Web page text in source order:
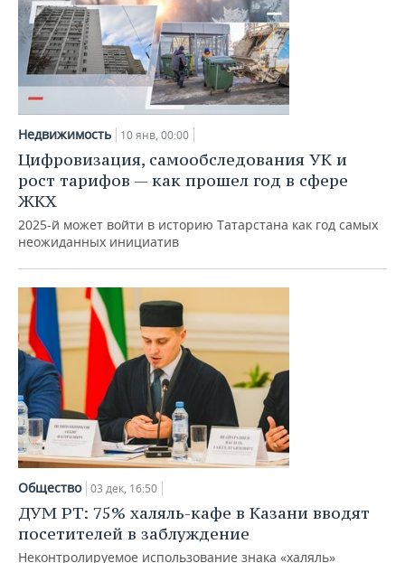
Недвижимость 10 янв, 00:00
Цифровизация, самообследования УК и
рост тарифов — как прошел год в сфере
ЖКХ
2025-й может войти в историю Татарстана как год самых
неожиданных инициатив
Общество 03 дек, 16:50
ДУМ РТ: 75% халяль-кафе в Казани вводят
посетителей в заблуждение
Неконтролируемое использование знака «халяль»